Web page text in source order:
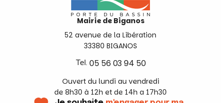
Mairie de Biganos
52 avenue de la Libération
33380 BIGANOS
Tel. 05 56 03 94 50
Ouvert du lundi au vendredi
de 8h30 à 12h et de 14h a 17h30